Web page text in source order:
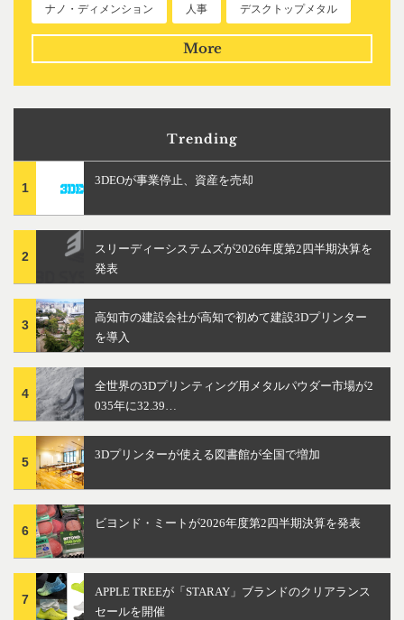
ナノ・ディメンション 人事 デスクトップメタル
More
Trending
1
3DEOが事業停止、資産を売却
2
スリーディーシステムズが2026年度第2四半期決算を
発表
3
高知市の建設会社が高知で初めて建設3Dプリンター
を導入
4
全世界の3Dプリンティング用メタルパウダー市場が2
035年に32.39…
5
3Dプリンターが使える図書館が全国で増加
6
ビヨンド・ミートが2026年度第2四半期決算を発表
7
APPLE TREEが「STARAY」ブランドのクリアランス
セールを開催